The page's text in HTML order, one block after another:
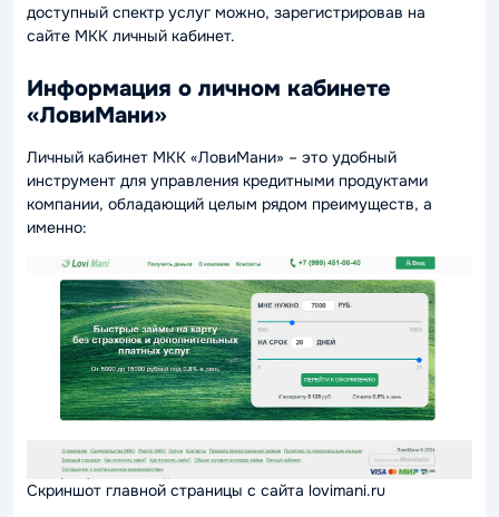
доступный спектр услуг можно, зарегистрировав на
сайте МКК личный кабинет.
Информация о личном кабинете
«ЛовиМани»
Личный кабинет МКК «ЛовиМани» – это удобный
инструмент для управления кредитными продуктами
компании, обладающий целым рядом преимуществ, а
именно:
Скриншот главной страницы с сайта lovimani.ru